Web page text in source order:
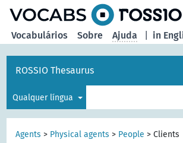
in
Vocabulários Sobre Ajuda
ROSSIO Thesaurus
Qualquer língua
Agents > Physical agents > People >Clients